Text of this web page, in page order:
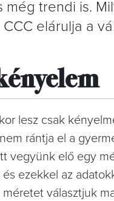
még trendi is.
elárulja a
lesz csak
rántja el a
vegyünk elő egy
és ezekkel az
választjuk